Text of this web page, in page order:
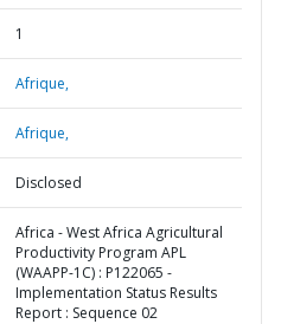
1
Afrique,
Afrique,
Disclosed
Africa - West Africa Agricultural
Productivity Program APL
(WAAPP-1C) : P122065 -
Implementation Status Results
Report : Sequence 02